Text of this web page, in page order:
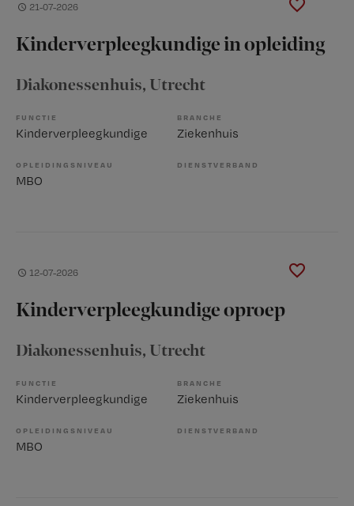
21-07-2026
Kinderverpleegkundige in opleiding
Diakonessenhuis, Utrecht
FUNCTIE
Kinderverpleegkundige
BRANCHE
Ziekenhuis
OPLEIDINGSNIVEAU
MBO
DIENSTVERBAND
12-07-2026
Kinderverpleegkundige oproep
Diakonessenhuis, Utrecht
FUNCTIE
Kinderverpleegkundige
BRANCHE
Ziekenhuis
OPLEIDINGSNIVEAU
MBO
DIENSTVERBAND